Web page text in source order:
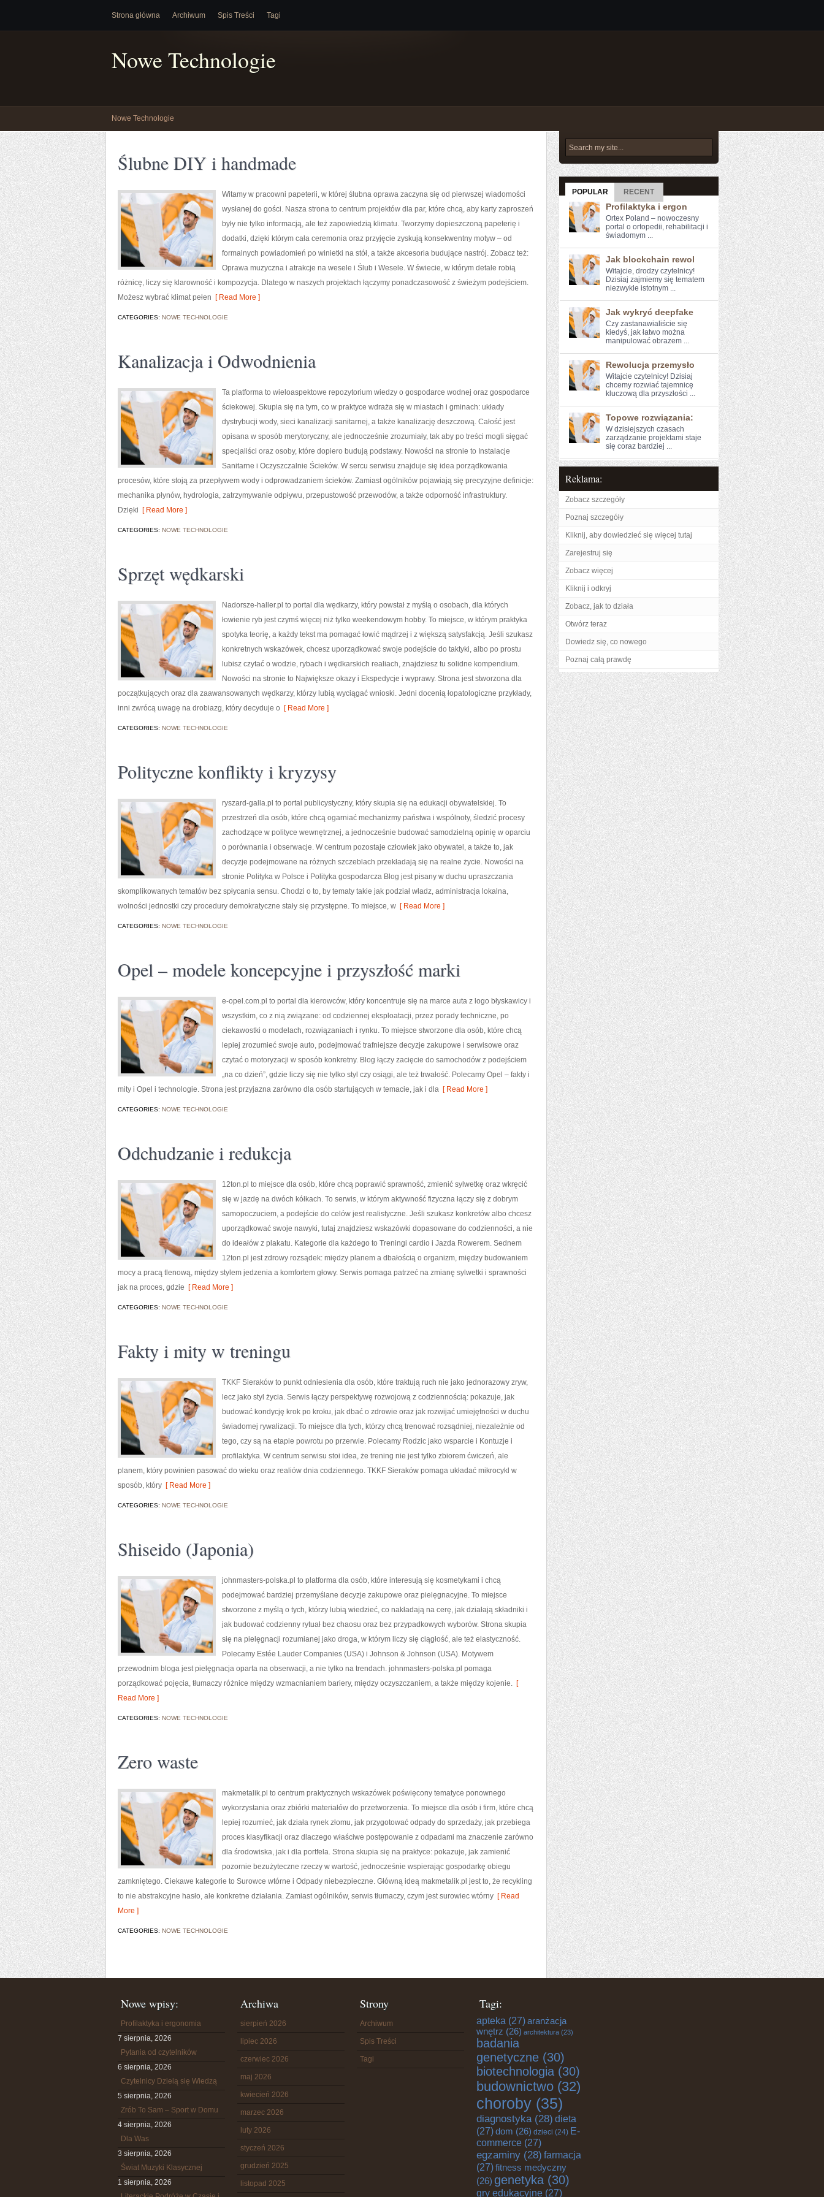
Strona główna Archiwum Spis Treści Tagi
Nowe Technologie
Nowe Technologie
Ślubne DIY i handmade
Witamy w pracowni papeterii, w której ślubna oprawa zaczyna się od pierwszej wiadomości
wysłanej do gości. Nasza strona to centrum projektów dla par, które chcą, aby karty zaproszeń
były nie tylko informacją, ale też zapowiedzią klimatu. Tworzymy dopieszczoną papeterię i
dodatki, dzięki którym cała ceremonia oraz przyjęcie zyskują konsekwentny motyw – od
formalnych powiadomień po winietki na stół, a także akcesoria budujące nastrój. Zobacz też:
Oprawa muzyczna i atrakcje na wesele i Ślub i Wesele. W świecie, w którym detale robią
różnicę, liczy się klarowność i kompozycja. Dlatego w naszych projektach łączymy ponadczasowość z świeżym podejściem.
Możesz wybrać klimat pełen [ Read More ]
CATEGORIES: NOWE TECHNOLOGIE
Kanalizacja i Odwodnienia
Ta platforma to wieloaspektowe repozytorium wiedzy o gospodarce wodnej oraz gospodarce
ściekowej. Skupia się na tym, co w praktyce wdraża się w miastach i gminach: układy
dystrybucji wody, sieci kanalizacji sanitarnej, a także kanalizację deszczową. Całość jest
opisana w sposób merytoryczny, ale jednocześnie zrozumiały, tak aby po treści mogli sięgać
specjaliści oraz osoby, które dopiero budują podstawy. Nowości na stronie to Instalacje
Sanitarne i Oczyszczalnie Ścieków. W sercu serwisu znajduje się idea porządkowania
procesów, które stoją za przepływem wody i odprowadzaniem ścieków. Zamiast ogólników pojawiają się precyzyjne definicje:
mechanika płynów, hydrologia, zatrzymywanie odpływu, przepustowość przewodów, a także odporność infrastruktury.
Dzięki [ Read More ]
CATEGORIES: NOWE TECHNOLOGIE
Sprzęt wędkarski
Nadorsze-haller.pl to portal dla wędkarzy, który powstał z myślą o osobach, dla których
łowienie ryb jest czymś więcej niż tylko weekendowym hobby. To miejsce, w którym praktyka
spotyka teorię, a każdy tekst ma pomagać łowić mądrzej i z większą satysfakcją. Jeśli szukasz
konkretnych wskazówek, chcesz uporządkować swoje podejście do taktyki, albo po prostu
lubisz czytać o wodzie, rybach i wędkarskich realiach, znajdziesz tu solidne kompendium.
Nowości na stronie to Największe okazy i Ekspedycje i wyprawy. Strona jest stworzona dla
początkujących oraz dla zaawansowanych wędkarzy, którzy lubią wyciągać wnioski. Jedni docenią łopatologiczne przykłady,
inni zwrócą uwagę na drobiazg, który decyduje o [ Read More ]
CATEGORIES: NOWE TECHNOLOGIE
Polityczne konflikty i kryzysy
ryszard-galla.pl to portal publicystyczny, który skupia się na edukacji obywatelskiej. To
przestrzeń dla osób, które chcą ogarniać mechanizmy państwa i wspólnoty, śledzić procesy
zachodzące w polityce wewnętrznej, a jednocześnie budować samodzielną opinię w oparciu
o porównania i obserwacje. W centrum pozostaje człowiek jako obywatel, a także to, jak
decyzje podejmowane na różnych szczeblach przekładają się na realne życie. Nowości na
stronie Polityka w Polsce i Polityka gospodarcza Blog jest pisany w duchu upraszczania
skomplikowanych tematów bez spłycania sensu. Chodzi o to, by tematy takie jak podział władz, administracja lokalna,
wolności jednostki czy procedury demokratyczne stały się przystępne. To miejsce, w [ Read More ]
CATEGORIES: NOWE TECHNOLOGIE
Opel – modele koncepcyjne i przyszłość marki
e-opel.com.pl to portal dla kierowców, który koncentruje się na marce auta z logo błyskawicy i
wszystkim, co z nią związane: od codziennej eksploatacji, przez porady techniczne, po
ciekawostki o modelach, rozwiązaniach i rynku. To miejsce stworzone dla osób, które chcą
lepiej zrozumieć swoje auto, podejmować trafniejsze decyzje zakupowe i serwisowe oraz
czytać o motoryzacji w sposób konkretny. Blog łączy zacięcie do samochodów z podejściem
„na co dzień”, gdzie liczy się nie tylko styl czy osiągi, ale też trwałość. Polecamy Opel – fakty i
mity i Opel i technologie. Strona jest przyjazna zarówno dla osób startujących w temacie, jak i dla [ Read More ]
CATEGORIES: NOWE TECHNOLOGIE
Odchudzanie i redukcja
12ton.pl to miejsce dla osób, które chcą poprawić sprawność, zmienić sylwetkę oraz wkręcić
się w jazdę na dwóch kółkach. To serwis, w którym aktywność fizyczna łączy się z dobrym
samopoczuciem, a podejście do celów jest realistyczne. Jeśli szukasz konkretów albo chcesz
uporządkować swoje nawyki, tutaj znajdziesz wskazówki dopasowane do codzienności, a nie
do ideałów z plakatu. Kategorie dla każdego to Treningi cardio i Jazda Rowerem. Sednem
12ton.pl jest zdrowy rozsądek: między planem a dbałością o organizm, między budowaniem
mocy a pracą tlenową, między stylem jedzenia a komfortem głowy. Serwis pomaga patrzeć na zmianę sylwetki i sprawności
jak na proces, gdzie [ Read More ]
CATEGORIES: NOWE TECHNOLOGIE
Fakty i mity w treningu
TKKF Sieraków to punkt odniesienia dla osób, które traktują ruch nie jako jednorazowy zryw,
lecz jako styl życia. Serwis łączy perspektywę rozwojową z codziennością: pokazuje, jak
budować kondycję krok po kroku, jak dbać o zdrowie oraz jak rozwijać umiejętności w duchu
świadomej rywalizacji. To miejsce dla tych, którzy chcą trenować rozsądniej, niezależnie od
tego, czy są na etapie powrotu po przerwie. Polecamy Rodzic jako wsparcie i Kontuzje i
profilaktyka. W centrum serwisu stoi idea, że trening nie jest tylko zbiorem ćwiczeń, ale
planem, który powinien pasować do wieku oraz realiów dnia codziennego. TKKF Sieraków pomaga układać mikrocykl w
sposób, który [ Read More ]
CATEGORIES: NOWE TECHNOLOGIE
Shiseido (Japonia)
johnmasters-polska.pl to platforma dla osób, które interesują się kosmetykami i chcą
podejmować bardziej przemyślane decyzje zakupowe oraz pielęgnacyjne. To miejsce
stworzone z myślą o tych, którzy lubią wiedzieć, co nakładają na cerę, jak działają składniki i
jak budować codzienny rytuał bez chaosu oraz bez przypadkowych wyborów. Strona skupia
się na pielęgnacji rozumianej jako droga, w którym liczy się ciągłość, ale też elastyczność.
Polecamy Estée Lauder Companies (USA) i Johnson & Johnson (USA). Motywem
przewodnim bloga jest pielęgnacja oparta na obserwacji, a nie tylko na trendach. johnmasters-polska.pl pomaga
porządkować pojęcia, tłumaczy różnice między wzmacnianiem bariery, między oczyszczaniem, a także między kojenie. [
Read More ]
CATEGORIES: NOWE TECHNOLOGIE
Zero waste
makmetalik.pl to centrum praktycznych wskazówek poświęcony tematyce ponownego
wykorzystania oraz zbiórki materiałów do przetworzenia. To miejsce dla osób i firm, które chcą
lepiej rozumieć, jak działa rynek złomu, jak przygotować odpady do sprzedaży, jak przebiega
proces klasyfikacji oraz dlaczego właściwe postępowanie z odpadami ma znaczenie zarówno
dla środowiska, jak i dla portfela. Strona skupia się na praktyce: pokazuje, jak zamienić
pozornie bezużyteczne rzeczy w wartość, jednocześnie wspierając gospodarkę obiegu
zamkniętego. Ciekawe kategorie to Surowce wtórne i Odpady niebezpieczne. Główną ideą makmetalik.pl jest to, że recykling
to nie abstrakcyjne hasło, ale konkretne działania. Zamiast ogólników, serwis tłumaczy, czym jest surowiec wtórny [ Read
More ]
CATEGORIES: NOWE TECHNOLOGIE
POPULAR RECENT
Profilaktyka i ergon
Ortex Poland – nowoczesny
portal o ortopedii, rehabilitacji i
świadomym ...
Jak blockchain rewol
Witajcie, drodzy czytelnicy!
Dzisiaj zajmiemy się ⁤tematem
niezwykle istotnym ...
Jak wykryć deepfake
Czy zastanawialiście się
‍kiedyś, jak łatwo można
manipulować obrazem ...
Rewolucja przemysło
Witajcie czytelnicy! Dzisiaj ​
chcemy rozwiać⁣ tajemnicę
kluczową dla przyszłości ...
Topowe rozwiązania:
W dzisiejszych czasach
zarządzanie projektami staje
się coraz bardziej ...
Reklama:
Zobacz szczegóły
Poznaj szczegóły
Kliknij, aby dowiedzieć się więcej tutaj
Zarejestruj się
Zobacz więcej
Kliknij i odkryj
Zobacz, jak to działa
Otwórz teraz
Dowiedz się, co nowego
Poznaj całą prawdę
Nowe wpisy:
Profilaktyka i ergonomia
7 sierpnia, 2026
Pytania od czytelników
6 sierpnia, 2026
Czytelnicy Dzielą się Wiedzą
5 sierpnia, 2026
Zrób To Sam – Sport w Domu
4 sierpnia, 2026
Dla Was
3 sierpnia, 2026
Świat Muzyki Klasycznej
1 sierpnia, 2026
Archiwa
sierpień 2026
lipiec 2026
czerwiec 2026
maj 2026
kwiecień 2026
marzec 2026
luty 2026
styczeń 2026
grudzień 2025
listopad 2025
Strony
Archiwum
Spis Treści
Tagi
Tagi:
apteka (27)aranżacja
wnętrz (26) architektura (23)
badania
genetyczne (30)
biotechnologia (30)
budownictwo (32)
choroby (35)
diagnostyka(28) dieta
(27)dom (26) dzieci (24) E-
commerce (27)
egzaminy (28) farmacja
(27)fitness medyczny
(26) genetyka (30)
gry edukacyjne (27)